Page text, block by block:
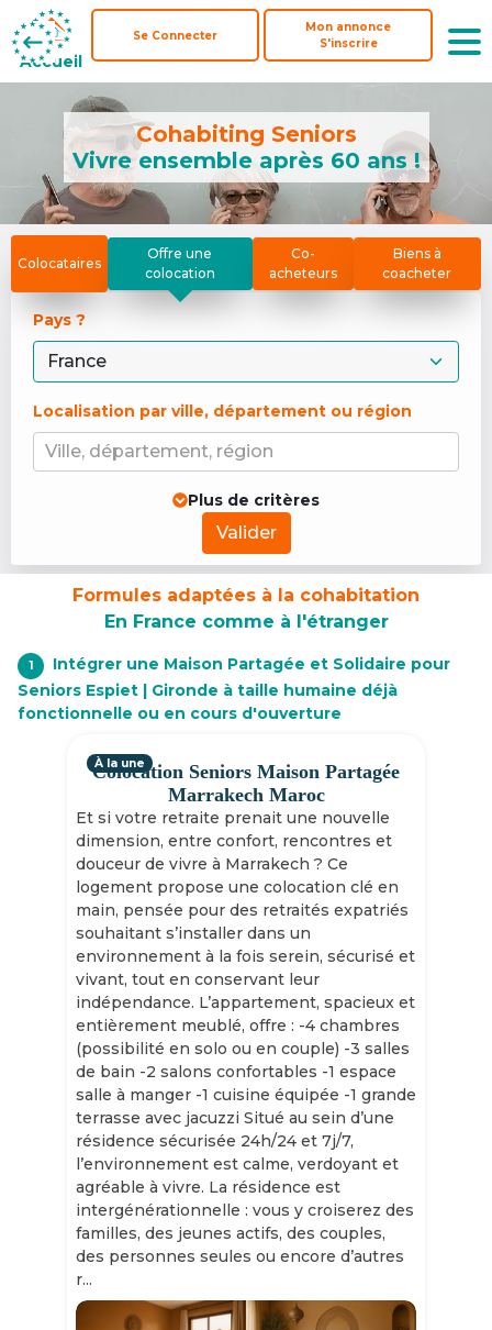
Accueil
Se Connecter
Mon annonce
S'inscrire
Accueil
Se Connecter
Mon annonce
S'inscrire
Cohabiting Seniors
Vivre ensemble après 60 ans !
Colocataires
Offre une
colocation
Co-
acheteurs
Biens à
coacheter
Pays ?
Localisation par ville, département ou région
Ville, département, région
Plus de critères
Valider
Formules adaptées à la cohabitation
En France comme à l'étranger
1
Intégrer une Maison Partagée et Solidaire pour
Seniors Espiet | Gironde à taille humaine déjà
fonctionnelle ou en cours d'ouverture
Colocation Seniors Maison Partagée
Marrakech Maroc
Et si votre retraite prenait une nouvelle
dimension, entre confort, rencontres et
douceur de vivre à Marrakech ? Ce
logement propose une colocation clé en
main, pensée pour des retraités expatriés
souhaitant s’installer dans un
environnement à la fois serein, sécurisé et
vivant, tout en conservant leur
indépendance. L’appartement, spacieux et
entièrement meublé, offre : -4 chambres
(possibilité en solo ou en couple) -3 salles
de bain -2 salons confortables -1 espace
salle à manger -1 cuisine équipée -1 grande
terrasse avec jacuzzi Situé au sein d’une
résidence sécurisée 24h/24 et 7j/7,
l’environnement est calme, verdoyant et
agréable à vivre. La résidence est
intergénérationnelle : vous y croiserez des
familles, des jeunes actifs, des couples,
des personnes seules ou encore d’autres
r...
À la une
Slide 1 of 11